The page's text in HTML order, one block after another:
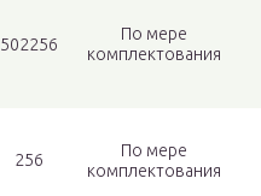
502256
По мере
комплектования
256
По мере
комплектования